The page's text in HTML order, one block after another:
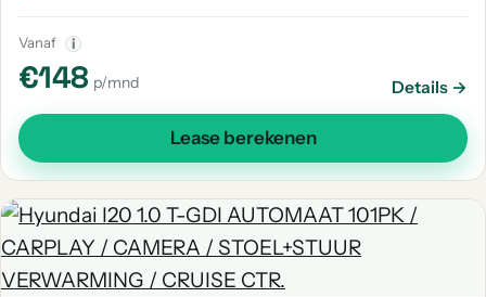
Vanaf i
€148 p/mnd Details →
Lease berekenen